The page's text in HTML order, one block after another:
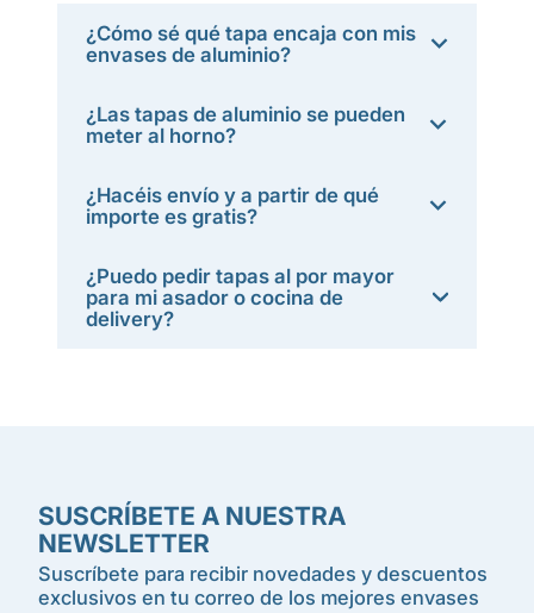
¿Cómo sé qué tapa encaja con mis
envases de aluminio?
¿Las tapas de aluminio se pueden
meter al horno?
¿Hacéis envío y a partir de qué
importe es gratis?
¿Puedo pedir tapas al por mayor
para mi asador o cocina de
delivery?
SUSCRÍBETE A NUESTRA
NEWSLETTER
Suscríbete para recibir novedades y descuentos
exclusivos en tu correo de los mejores envases